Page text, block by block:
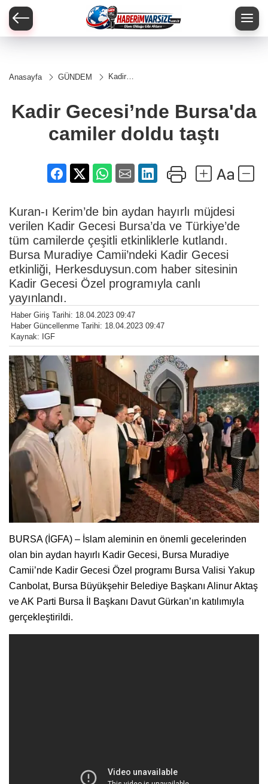
Anasayfa GÜNDEM
Kadir
camiler
doldu taştı
Kadir Gecesi’nde Bursa'da
camiler doldu taştı
Kuran-ı Kerim’de bin aydan hayırlı müjdesi
verilen Kadir Gecesi Bursa’da ve Türkiye’de
tüm camilerde çeşitli etkinliklerle kutlandı.
Bursa Muradiye Camii’ndeki Kadir Gecesi
etkinliği, Herkesduysun.com haber sitesinin
Kadir Gecesi Özel programıyla canlı
yayınlandı.
Haber Giriş Tarihi: 18.04.2023 09:47
Haber Güncellenme Tarihi: 18.04.2023 09:47
Kaynak: IGF
BURSA (İGFA) – İslam aleminin en önemli gecelerinden
olan bin aydan hayırlı Kadir Gecesi, Bursa Muradiye
Camii’nde Kadir Gecesi Özel programı Bursa Valisi Yakup
Canbolat, Bursa Büyükşehir Belediye Başkanı Alinur Aktaş
ve AK Parti Bursa İl Başkanı Davut Gürkan’ın katılımıyla
gerçekleştirildi.